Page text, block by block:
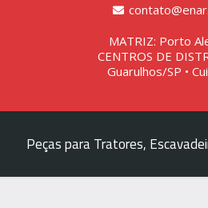
MATRIZ: Porto
CENTROS DE
Guarulhos/SP •
Peças para Tratores,